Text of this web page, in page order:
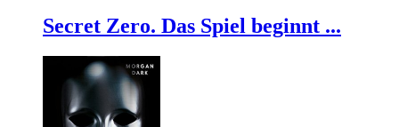
Secret Zero. Das Spiel beginnt ...